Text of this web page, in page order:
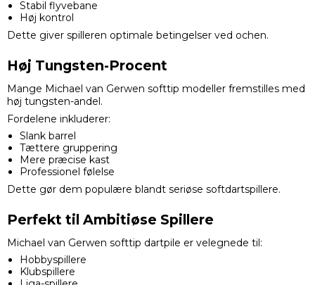
Stabil flyvebane
Høj kontrol
Dette giver spilleren optimale betingelser ved ochen.
Høj Tungsten-Procent
Mange Michael van Gerwen softtip modeller fremstilles med
høj tungsten-andel.
Fordelene inkluderer:
Slank barrel
Tættere gruppering
Mere præcise kast
Professionel følelse
Dette gør dem populære blandt seriøse softdartspillere.
Perfekt til Ambitiøse Spillere
Michael van Gerwen softtip dartpile er velegnede til:
Hobbyspillere
Klubspillere